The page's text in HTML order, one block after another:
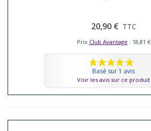
20,90 € TTC
Prix Club Avantage : 18,81 €
Basé sur 1 avis
Voir les avis sur ce produit